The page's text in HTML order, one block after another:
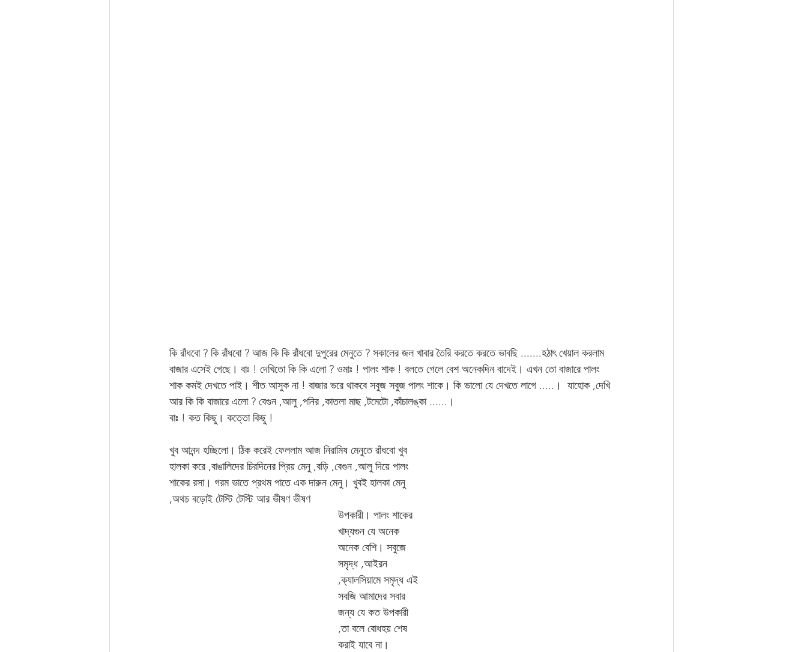
কি রাঁধবো ? কি রাঁধবো ? আজ কি কি রাঁধবো দুপুরের মেনুতে ? সকালের জল খাবার তৈরি করতে করতে ভাবছি .......হঠাৎ খেয়াল করলাম
বাজার এসেই গেছে। বাঃ ! দেখিতো কি কি এলো ? ওমাঃ ! পালং শাক ! বলতে গেলে বেশ অনেকদিন বাদেই। এখন তো বাজারে পালং
শাক কমই দেখতে পাই। শীত আসুক না ! বাজার ভরে থাকবে সবুজ সবুজ পালং শাকে। কি ভালো যে দেখতে লাগে .....।  যাহোক ,দেখি
আর কি কি বাজারে এলো ? বেগুন ,আলু ,পনির ,কাতলা মাছ ,টমেটো ,কাঁচালঙ্কা ......।
বাঃ ! কত কিছু। কত্তো কিছু !
খুব আনন্দ হচ্ছিলো। ঠিক করেই ফেললাম আজ নিরামিষ মেনুতে রাঁধবো খুব
হালকা করে ,বাঙালিদের চিরদিনের প্রিয় মেনু ,বড়ি ,বেগুন ,আলু দিয়ে পালং
শাকের রসা। গরম ভাতে প্রথম পাতে এক দারুন মেনু। খুবই হালকা মেনু
,অথচ বড়োই টেস্টি টেস্টি আর ভীষণ ভীষণ
উপকারী। পালং শাকের
খাদ্যগুন যে অনেক
অনেক বেশি। সবুজে
সমৃদ্ধ ,আইরন
,ক্যালসিয়ামে সমৃদ্ধ এই
সবজি আমাদের সবার
জন্য যে কত উপকারী
,তা বলে বোধহয় শেষ
করাই যাবে না।